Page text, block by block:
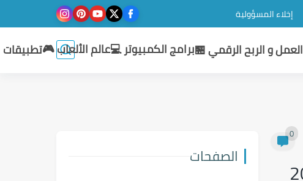
إخلاء المسؤولية
العمل و الربح الرقمي 🏪برامج الكمبيوتر 💻عالم الألعاب 🎮
0
الصفحات